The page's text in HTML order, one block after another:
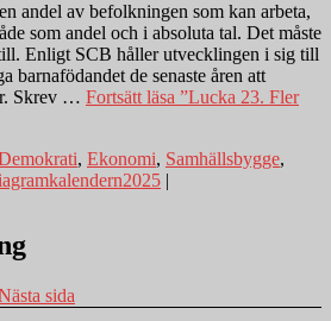
andel av befolkningen som kan arbeta,
som andel och i absoluta tal. Det måste
Enligt SCB håller utvecklingen i sig till
barnafödandet de senaste åren att
Skrev … Fortsätt läsa ”Lucka 23. Fler
, Ekonomi, Samhällsbygge,
|
sida